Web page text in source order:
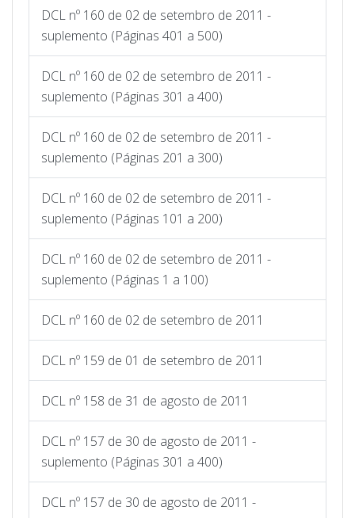
DCL nº 160 de 02 de setembro de 2011 -
suplemento (Páginas 401 a 500)
DCL nº 160 de 02 de setembro de 2011 -
suplemento (Páginas 301 a 400)
DCL nº 160 de 02 de setembro de 2011 -
suplemento (Páginas 201 a 300)
DCL nº 160 de 02 de setembro de 2011 -
suplemento (Páginas 101 a 200)
DCL nº 160 de 02 de setembro de 2011 -
suplemento (Páginas 1 a 100)
DCL nº 160 de 02 de setembro de 2011
DCL nº 159 de 01 de setembro de 2011
DCL nº 158 de 31 de agosto de 2011
DCL nº 157 de 30 de agosto de 2011 -
suplemento (Páginas 301 a 400)
DCL nº 157 de 30 de agosto de 2011 -